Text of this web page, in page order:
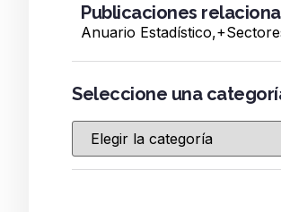
Publicaciones
Anuario Estadístico,+
Seleccione una